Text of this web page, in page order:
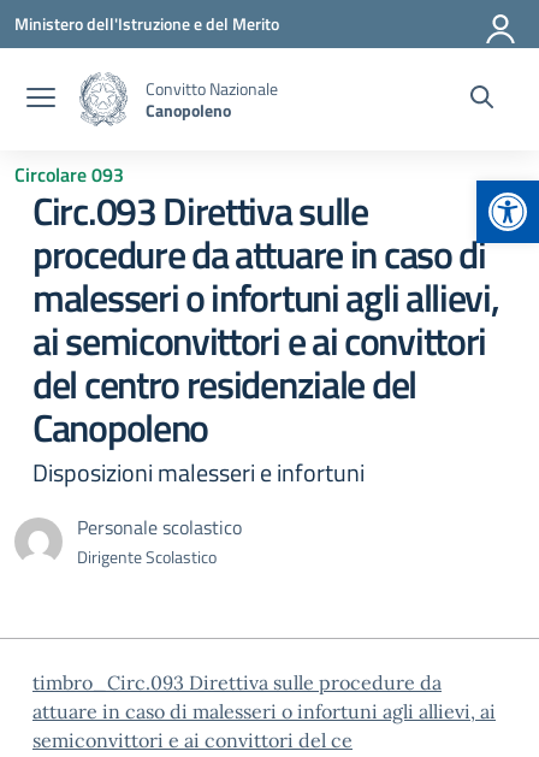
Vai ai contenuti
Vai al menu di navigazione
Vai al footer
Ministero dell'Istruzione e del Merito
Convitto Nazionale
Canopoleno
Circolare 093
Circ.093 Direttiva sulle
procedure da attuare in caso di
malesseri o infortuni agli allievi,
ai semiconvittori e ai convittori
del centro residenziale del
Canopoleno
Disposizioni malesseri e infortuni
Personale scolastico
Dirigente Scolastico
timbro_Circ.093 Direttiva sulle procedure da
attuare in caso di malesseri o infortuni agli allievi, ai
semiconvittori e ai convittori del ce